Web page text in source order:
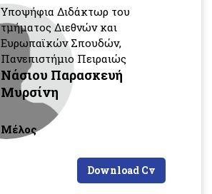
Υποψήφια Διδάκτωρ του
τμήματος Διεθνών και
Ευρωπαϊκών Σπουδών,
Πανεπιστήμιο Πειραιώς
Νάσιου Παρασκευή
Μυρσίνη
Μέλος
Download Cv